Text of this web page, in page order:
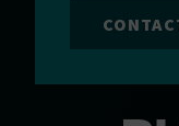
Nos
el
de fin de